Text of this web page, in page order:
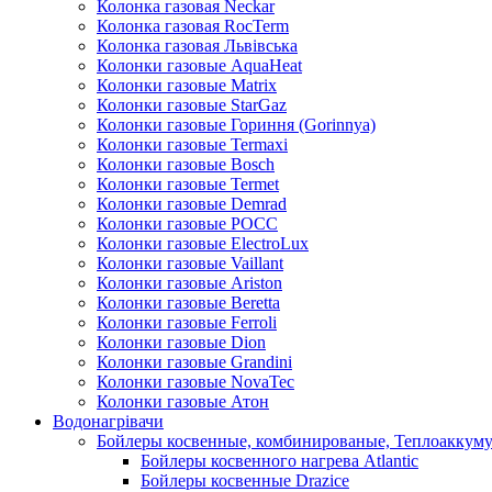
Колонка газовая Neckar
Колонка газовая RocTerm
Колонка газовая Львiвська
Колонки газовые AquaHeat
Колонки газовые Matrix
Колонки газовые StarGaz
Колонки газовые Гориння (Gorinnya)
Колонки газовые Termaxi
Колонки газовые Bosch
Колонки газовые Termet
Колонки газовые Demrad
Колонки газовые РОСС
Колонки газовые ElectroLux
Колонки газовые Vaillant
Колонки газовые Ariston
Колонки газовые Beretta
Колонки газовые Ferroli
Колонки газовые Dion
Колонки газовые Grandini
Колонки газовые NovaTec
Колонки газовые Атон
Водонагрівачи
Бойлеры косвенные, комбинированые,
Бойлеры косвенного нагрева Atlantic
Бойлеры косвенные Drazice